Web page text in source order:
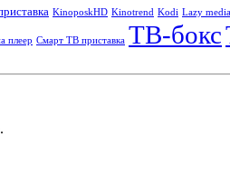
KinoposkHD Kinotrend Kodi Lazy
плеер Смарт ТВ приставка ТВ-бокс